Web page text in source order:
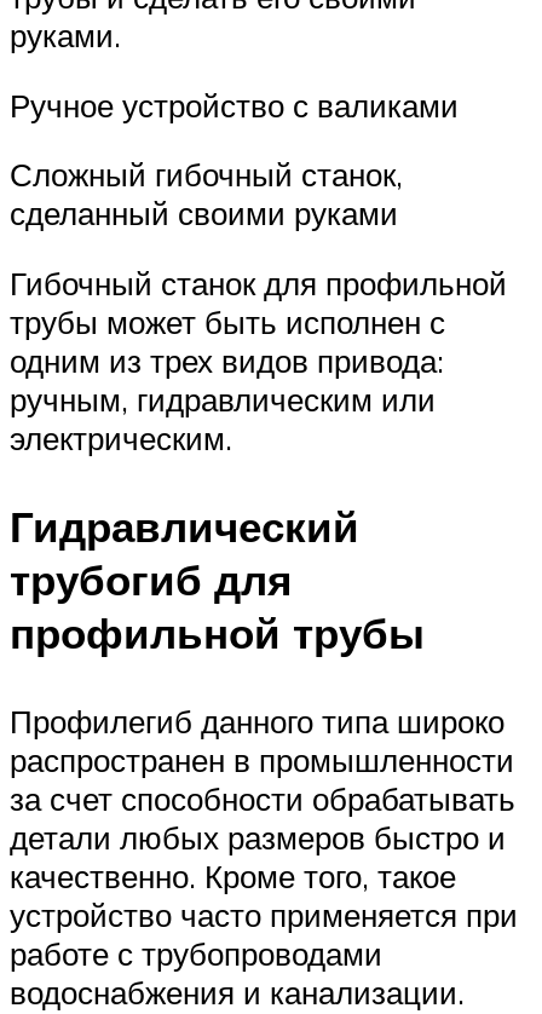
руками.
Ручное устройство с валиками
Сложный гибочный станок,
сделанный своими руками
Гибочный станок для профильной
трубы может быть исполнен с
одним из трех видов привода:
ручным, гидравлическим или
электрическим.
Гидравлический
трубогиб для
профильной трубы
Профилегиб данного типа широко
распространен в промышленности
за счет способности обрабатывать
детали любых размеров быстро и
качественно. Кроме того, такое
устройство часто применяется при
работе с трубопроводами
водоснабжения и канализации.